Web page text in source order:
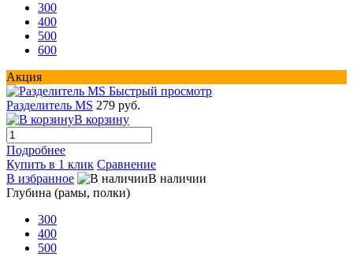
300
400
500
600
Акция
Быстрый просмотр
Разделитель MS 279 руб.
В корзину
Подробнее
Купить в 1 клик Сравнение
В избранное
В наличии
Глубина (рамы, полки)
300
400
500